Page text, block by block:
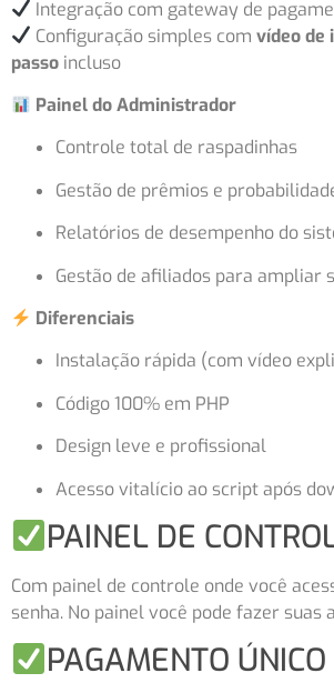
Integração com gateway de
Configuração simples comvídeo de
passo incluso
Painel do Administrador
Controle total de raspadinhas
Gestão de prêmios e
Relatórios de desempenho do
Gestão de afiliados para ampliar
Diferenciais
Instalação rápida (com vídeo
Código 100% em PHP
Design leve e profissional
Acesso vitalício ao script após
PAINEL DE
Com painel de controle onde você
senha. No painel você pode fazer suas
PAGAMENTO ÚNICO